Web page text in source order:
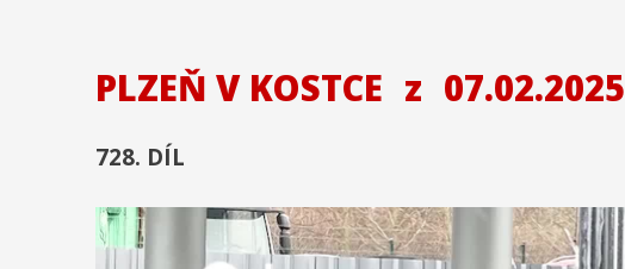
PLZEŇ V KOSTCE z 07.02.2025
728. DÍL